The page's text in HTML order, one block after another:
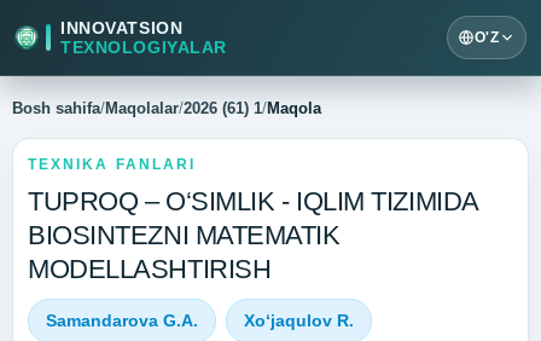
INNOVATSION
TEXNOLOGIYALAR
O'Z
Bosh sahifa/Maqolalar/2026 (61) 1/Maqola
TEXNIKA FANLARI
TUPROQ – O‘SIMLIK - IQLIM TIZIMIDA
BIOSINTEZNI MATEMATIK
MODELLASHTIRISH
Samandarova G.A. Xo‘jaqulov R.